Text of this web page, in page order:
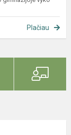
Plačiau